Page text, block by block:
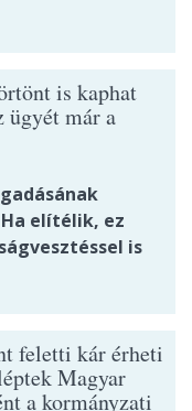
is kaphat
ügyét már a
elítélik, ez
is
feletti kár érheti
Magyar
a kormányzati